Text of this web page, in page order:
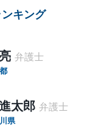
キング
弁護士
太郎 弁護士
県